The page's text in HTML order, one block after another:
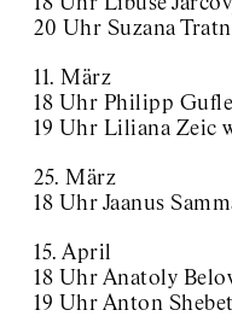
20 Uhr Suzana
11. März
18 Uhr Philipp
19 Uhr Liliana Zeic
25. März
18 Uhr Jaanus
15. April
18 Uhr Anatoly
19 Uhr Anton